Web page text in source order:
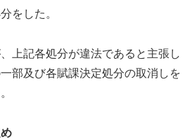
をした。
上記各処分が違法であると主張し
部及び各賦課決定処分の取消しを